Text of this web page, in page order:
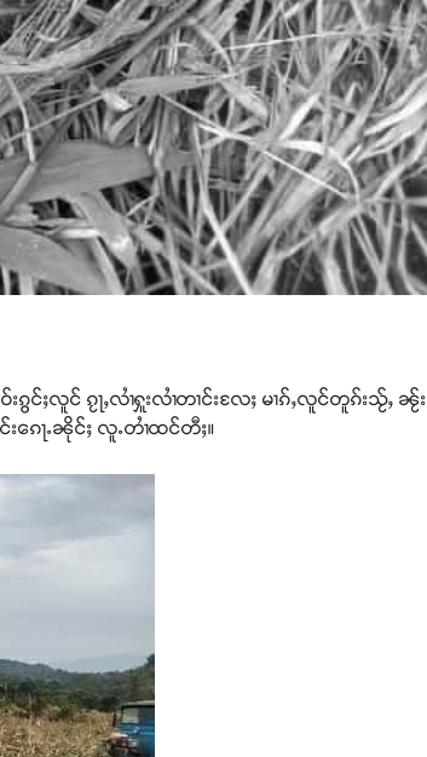
ၵွင်ႈလူင် ၵႂႃႇလၢႆႁူးလၢႆတၢင်းလႄႈ မၢၵ်ႇလူင်တူၵ်းသႂ်ႇ ၼႂ်း
းၵေႃႉၼိုင်ႈ လူႉတၢႆထင်တီႈ။